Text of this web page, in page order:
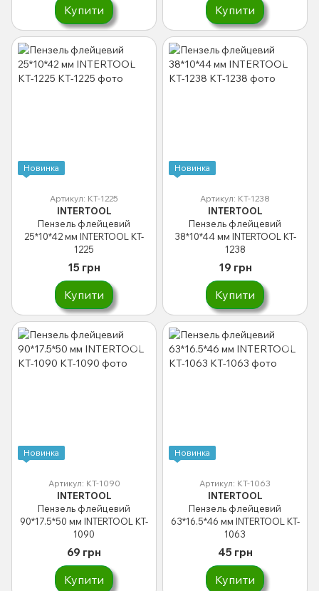
Купити Купити
Новинка
Артикул: KT-1225
INTERTOOL
Пензель флейцевий
25*10*42 мм INTERTOOL KT-
1225
15 грн
Купити
Новинка
Артикул: KT-1238
INTERTOOL
Пензель флейцевий
38*10*44 мм INTERTOOL KT-
1238
19 грн
Купити
Новинка
Артикул: KT-1090
INTERTOOL
Пензель флейцевий
90*17.5*50 мм INTERTOOL KT-
1090
69 грн
Купити
Новинка
Артикул: KT-1063
INTERTOOL
Пензель флейцевий
63*16.5*46 мм INTERTOOL KT-
1063
45 грн
Купити